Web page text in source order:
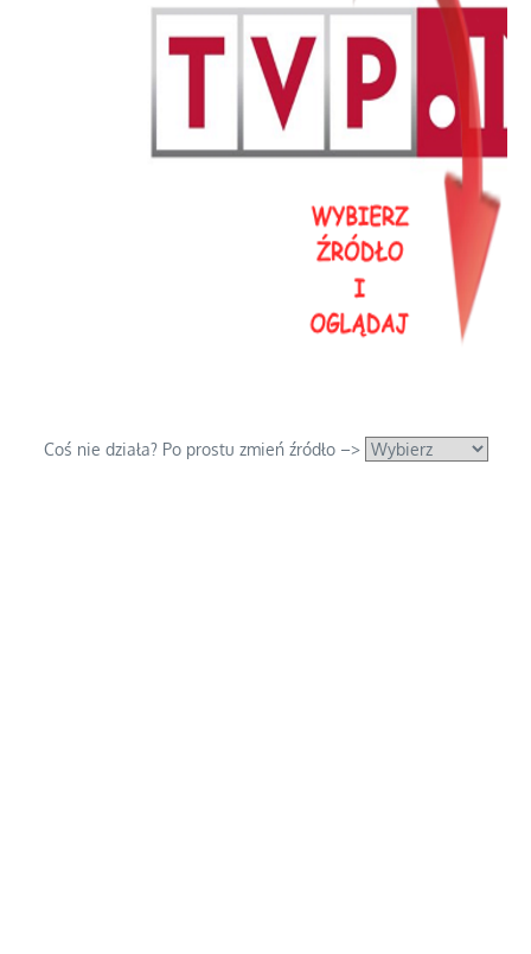
Coś nie działa? Po prostu zmień źródło –>